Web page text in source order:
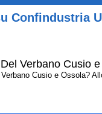
Confindustria
Verbano Cusio
Cusio e Ossola?